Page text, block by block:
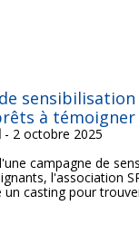
sensibilisation
à témoigner
- 2 octobre 2025
campagne de
l'association
un casting pour